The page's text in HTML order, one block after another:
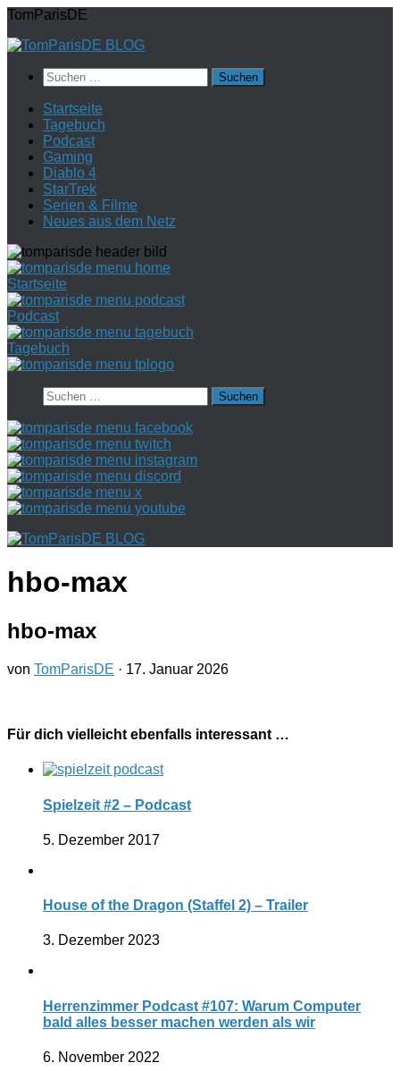
Zum
springen
TomParisDE
Suchen
nach:
Startseite
Tagebuch
Podcast
Gaming
Diablo 4
StarTrek
Serien & Filme
Neues aus dem Netz
Startseite
Podcast
Tagebuch
Suchen
nach:
hbo-max
hbo-max
von TomParisDE · 17. Januar 2026
Für dich vielleicht ebenfalls interessant …
Spielzeit #2 – Podcast
5. Dezember 2017
House of the Dragon (Staffel 2) – Trailer
3. Dezember 2023
Herrenzimmer Podcast #107: Warum Computer
bald alles besser machen werden als wir
6. November 2022